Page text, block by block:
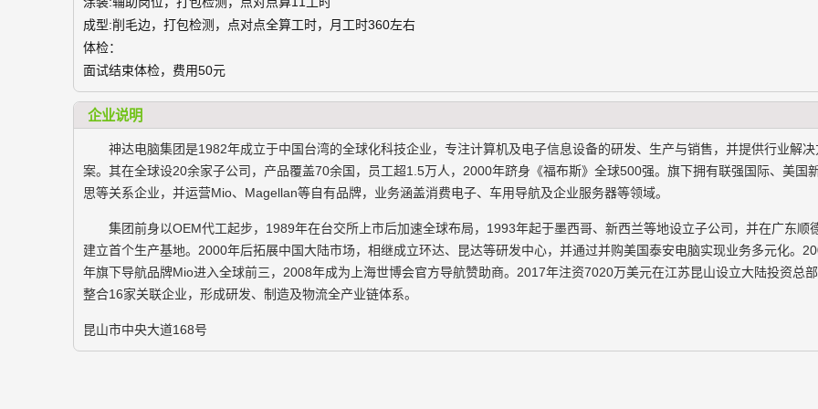
成型:削毛边，打包检测，点对点全算工时，月工时360左右
体检：
面试结束体检，费用50元
企业说明
神达电脑集团是1982年成立于中国台湾的全球化科技企业，专注计算机及电子信息设备的研发、生产与销售，并提供行业解决
案。其在全球设20余家子公司，产品覆盖70余国，员工超1.5万人，2000年跻身《福布斯》全球500强。旗下拥有联强国际、美国
思等关系企业，并运营Mio、Magellan等自有品牌，业务涵盖消费电子、车用导航及企业服务器等领域。
集团前身以OEM代工起步，1989年在台交所上市后加速全球布局，1993年起于墨西哥、新西兰等地设立子公司，并在广东顺
建立首个生产基地。2000年后拓展中国大陆市场，相继成立环达、昆达等研发中心，并通过并购美国泰安电脑实现业务多元化。
年旗下导航品牌Mio进入全球前三，2008年成为上海世博会官方导航赞助商。2017年注资7020万美元在江苏昆山设立大陆投资总部
整合16家关联企业，形成研发、制造及物流全产业链体系。
昆山市中央大道168号